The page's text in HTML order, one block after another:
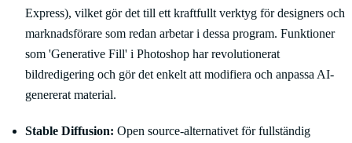
Express), vilket gör det till ett kraftfullt verktyg för designers och
marknadsförare som redan arbetar i dessa program. Funktioner
som 'Generative Fill' i Photoshop har revolutionerat
bildredigering och gör det enkelt att modifiera och anpassa AI-
genererat material.
Stable Diffusion: Open source-alternativet för fullständig